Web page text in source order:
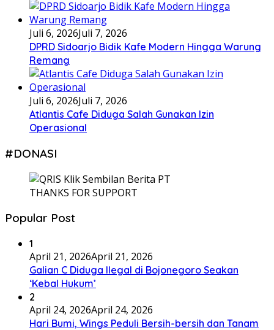
Juli 6, 2026Juli 7, 2026
DPRD Sidoarjo Bidik Kafe Modern Hingga Warung
Remang
Juli 6, 2026Juli 7, 2026
Atlantis Cafe Diduga Salah Gunakan Izin
Operasional
#DONASI
THANKS FOR SUPPORT
Popular Post
1
April 21, 2026April 21, 2026
Galian C Diduga Ilegal di Bojonegoro Seakan
‘Kebal Hukum’
2
April 24, 2026April 24, 2026
Hari Bumi, Wings Peduli Bersih-bersih dan Tanam